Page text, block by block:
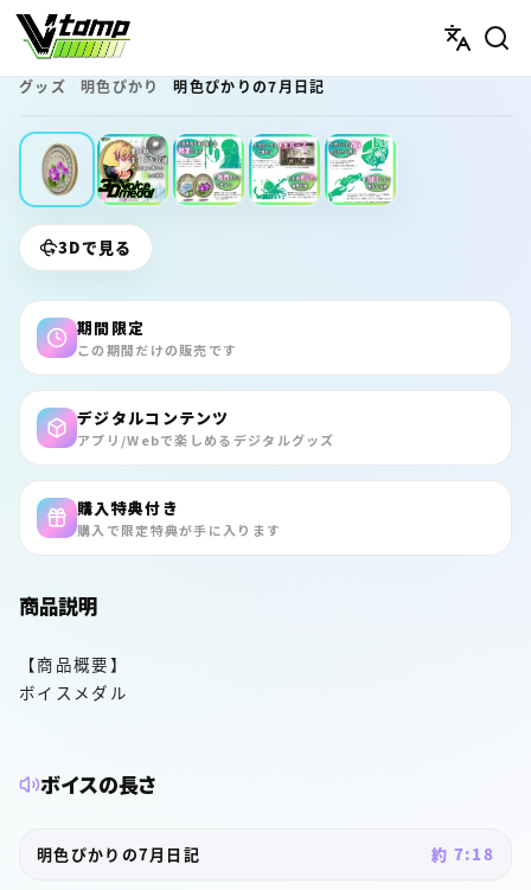
V-tamp（ブイタンプ）
グッズ 明色ぴかり 明色ぴかりの7月日記
期間限定
3Dで見る
期間限定
この期間だけの販売です
デジタルコンテンツ
アプリ/Webで楽しめるデジタルグッズ
購入特典付き
購入で限定特典が手に入ります
商品説明
【商品概要】
ボイスメダル
ボイスの長さ
明色ぴかりの7月日記 約 7:18